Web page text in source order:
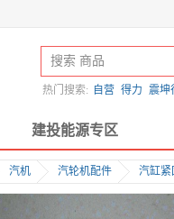
热门搜索: 自营 得力 震坤
建投能源专区
汽机 汽轮机配件 汽缸紧